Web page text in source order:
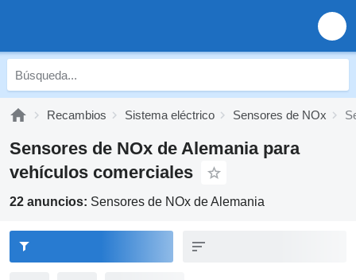
Recambios Sistema eléctrico Sensores de NOx
Sensores de NOx de Alemania para
vehículos comerciales
22 anuncios: Sensores de NOx de Alemania